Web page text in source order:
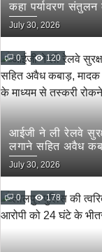
कहा पर्यावरण संतुलन
July 30, 2026
0 120
आईजी ने ली रेलवे
लगाने सहित अवैध
इत्यादि की रेलवे के
के दिये गये निर्देश
July 30, 2026
0 178